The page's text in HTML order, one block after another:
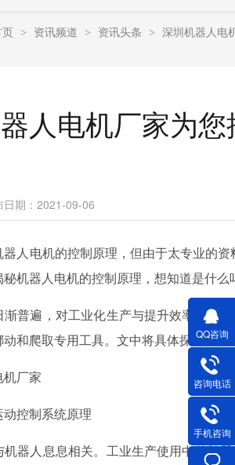
> 资讯频道 > 资讯头条 > 深圳机器人电
人电机厂家为您
期：2021-09-06
人电机的控制原理，但由于太专业的
秘机器人电机的控制原理，想知道是什
普遍，对工业化生产与提升效率有关
挪动和爬取专用工具。文中将具体探讨
动控制系统原理
器人息息相关。工业生产使用中的机
QQ咨询
咨询电话
手机咨询